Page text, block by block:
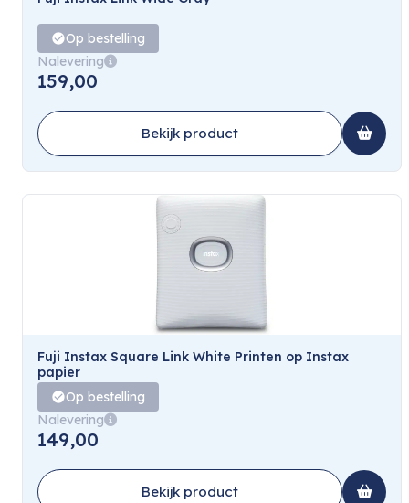
Op bestelling
Nalevering
159,00
Bekijk product
Fuji Instax Square Link White Printen op Instax
papier
Op bestelling
Nalevering
149,00
Bekijk product